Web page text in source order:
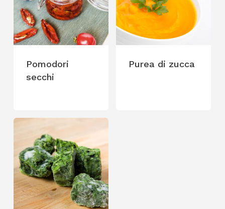
Pomodori
secchi
Purea di zucca